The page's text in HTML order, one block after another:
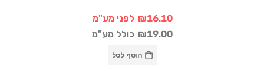
₪16.10 לפני מע"מ
₪19.00 כולל מע"מ
הוסף לסל